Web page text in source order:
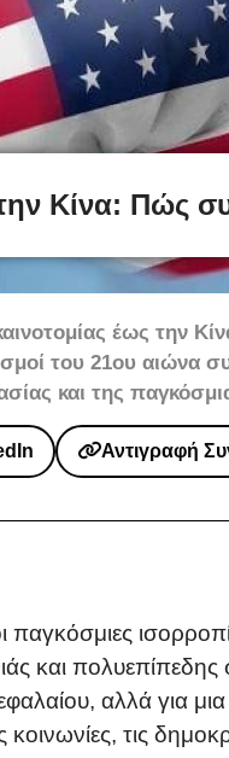
Κίνα: Πώς
έως την
του 21ου αιώνα
και της
Αντιγραφή
παγκόσμιες
και
αλλά για
τις